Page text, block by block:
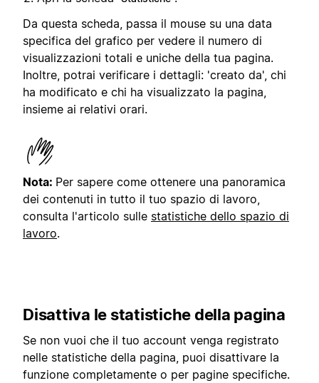
Da questa scheda, passa il mouse su una data
specifica del grafico per vedere il numero di
visualizzazioni totali e uniche della tua pagina.
Inoltre, potrai verificare i dettagli: 'creato da', chi
ha modificato e chi ha visualizzato la pagina,
insieme ai relativi orari.
Nota: Per sapere come ottenere una panoramica
dei contenuti in tutto il tuo spazio di lavoro,
consulta l'articolo sulle statistiche dello spazio di
lavoro.
Disattiva le statistiche della pagina
Se non vuoi che il tuo account venga registrato
nelle statistiche della pagina, puoi disattivare la
funzione completamente o per pagine specifiche.